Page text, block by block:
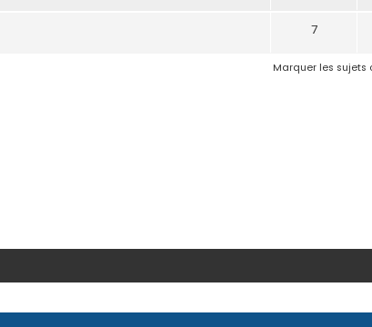
7
Marquer les sujets